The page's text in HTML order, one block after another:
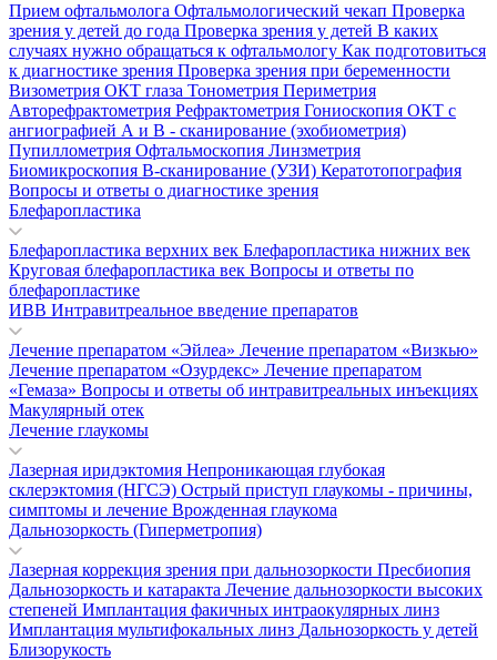
Прием офтальмолога Офтальмологический чекап Проверка
зрения у детей до года Проверка зрения у детей В каких
случаях нужно обращаться к офтальмологу Как подготовиться
к диагностике зрения Проверка зрения при беременности
Визометрия ОКТ глаза Тонометрия Периметрия
Авторефрактометрия Рефрактометрия Гониоскопия ОКТ с
ангиографией А и В - сканирование (эхобиометрия)
Пупиллометрия Офтальмоскопия Линзметрия
Биомикроскопия В-сканирование (УЗИ) Кератотопография
Вопросы и ответы о диагностике зрения
Блефаропластика
Блефаропластика верхних век Блефаропластика нижних век
Круговая блефаропластика век Вопросы и ответы по
блефаропластике
ИВВ Интравитреальное введение препаратов
Лечение препаратом «Эйлеа» Лечение препаратом «Визкью»
Лечение препаратом «Озурдекс» Лечение препаратом
«Гемаза» Вопросы и ответы об интравитреальных инъекциях
Макулярный отек
Лечение глаукомы
Лазерная иридэктомия Непроникающая глубокая
склерэктомия (НГСЭ) Острый приступ глаукомы - причины,
симптомы и лечение Врожденная глаукома
Дальнозоркость (Гиперметропия)
Лазерная коррекция зрения при дальнозоркости Пресбиопия
Дальнозоркость и катаракта Лечение дальнозоркости высоких
степеней Имплантация факичных интраокулярных линз
Имплантация мультифокальных линз Дальнозоркость у детей
Близорукость